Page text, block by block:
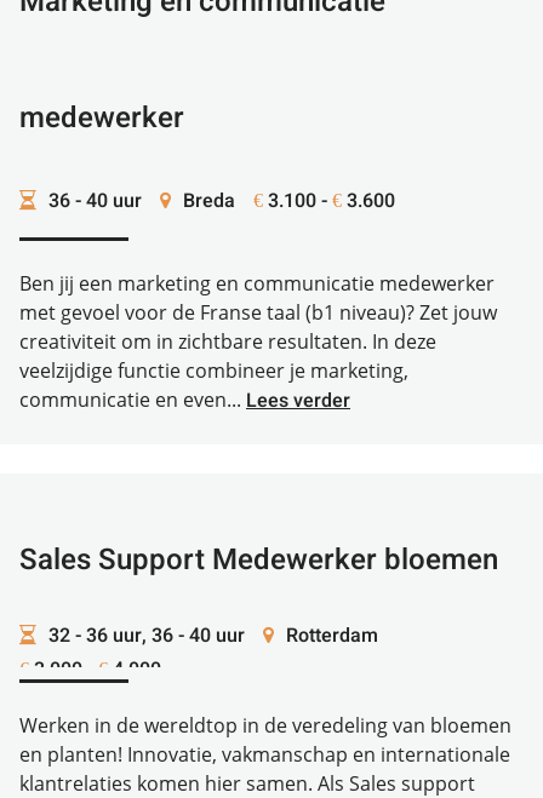
medewerker
36 - 40 uur Breda € 3.100 - € 3.600
Ben jij een marketing en communicatie medewerker
met gevoel voor de Franse taal (b1 niveau)? Zet jouw
creativiteit om in zichtbare resultaten. In deze
veelzijdige functie combineer je marketing,
communicatie en even... Lees verder
Sales Support Medewerker bloemen
32 - 36 uur, 36 - 40 uur Rotterdam
€ 3.000 - € 4.000
Werken in de wereldtop in de veredeling van bloemen
en planten! Innovatie, vakmanschap en internationale
klantrelaties komen hier samen. Als Sales support